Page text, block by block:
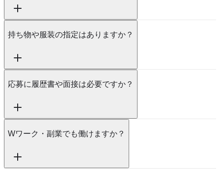
持ち物や服装の指定はありますか？
応募に履歴書や面接は必要ですか？
Wワーク・副業でも働けますか？